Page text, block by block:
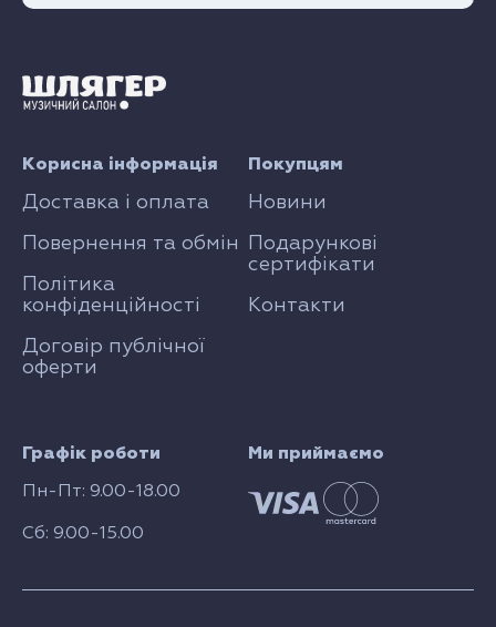
Графік роботи
Пн-Пт: 9.00-18.00
Сб: 9.00-15.00
Покупцям
Новини
Подарункові
сертифікати
Контакти
Корисна інформація
Доставка і оплата
Повернення та обмін
Політика
конфіденційності
Договір публічної
оферти
Ми приймаємо